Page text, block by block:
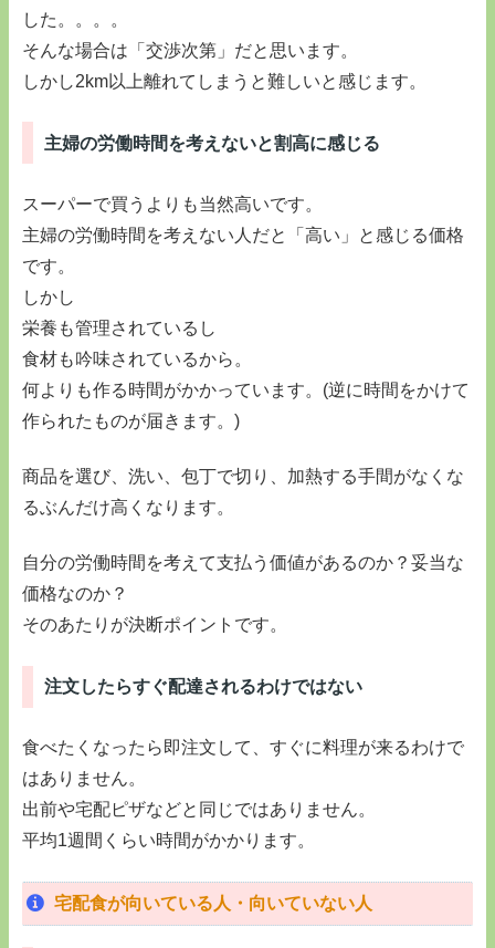
した。。。。
そんな場合は「交渉次第」だと思います。
しかし2km以上離れてしまうと難しいと感じます。
主婦の労働時間を考えないと割高に感じる
スーパーで買うよりも当然高いです。
主婦の労働時間を考えない人だと「高い」と感じる価格
です。
しかし
栄養も管理されているし
食材も吟味されているから。
何よりも作る時間がかかっています。(逆に時間をかけて
作られたものが届きます。)
商品を選び、洗い、包丁で切り、加熱する手間がなくな
るぶんだけ高くなります。
自分の労働時間を考えて支払う価値があるのか？妥当な
価格なのか？
そのあたりが決断ポイントです。
注文したらすぐ配達されるわけではない
食べたくなったら即注文して、すぐに料理が来るわけで
はありません。
出前や宅配ピザなどと同じではありません。
平均1週間くらい時間がかかります。
宅配食が向いている人・向いていない人